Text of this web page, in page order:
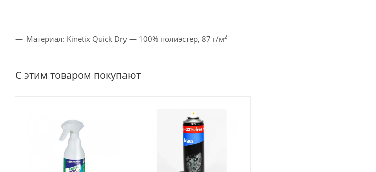
Материал: Kinetix Quick Dry — 100% полиэстер, 87 г/м2
С этим товаром покупают